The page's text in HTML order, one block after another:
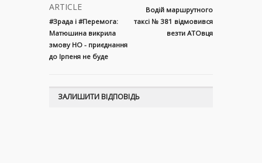
ARTICLE
#Зрада і #Перемога:
Матюшина викрила
змову НО - приєднання
до Ірпеня не буде
Водій маршрутного
таксі № 381 відмовився
везти АТОвця
ЗАЛИШИТИ ВІДПОВІДЬ